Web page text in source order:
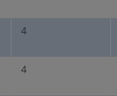
Die mit einem Stern (*)
4
4